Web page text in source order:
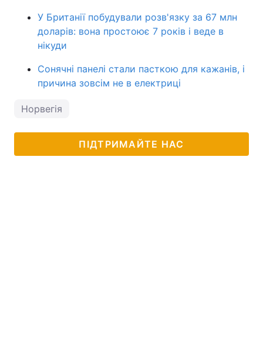
У Британії побудували розв'язку за 67 млн
доларів: вона простоює 7 років і веде в
нікуди
Сонячні панелі стали пасткою для кажанів, і
причина зовсім не в електриці
Норвегія
ПІДТРИМАЙТЕ НАС